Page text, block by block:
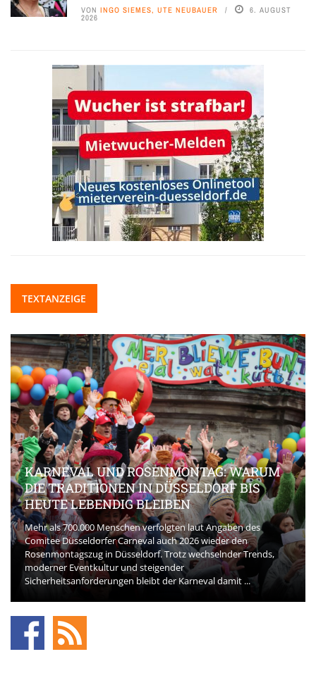
VON INGO SIEMES, UTE NEUBAUER 6. AUGUST
2026
TEXTANZEIGE
KARNEVAL UND ROSENMONTAG: WARUM
DIE TRADITIONEN IN DÜSSELDORF BIS
HEUTE LEBENDIG BLEIBEN
Mehr als 700.000 Menschen verfolgten laut Angaben des
Comitee Düsseldorfer Carneval auch 2026 wieder den
Rosenmontagszug in Düsseldorf. Trotz wechselnder Trends,
moderner Eventkultur und steigender
Sicherheitsanforderungen bleibt der Karneval damit ...